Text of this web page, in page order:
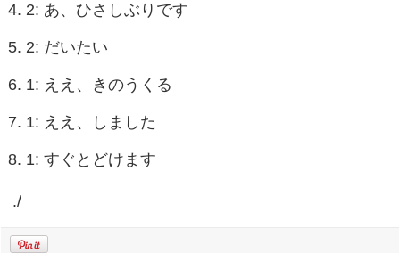
2: あ、ひさしぶりです
2: だいたい
1: ええ、きのうくる
1: ええ、しました
1: すぐとどけます
./